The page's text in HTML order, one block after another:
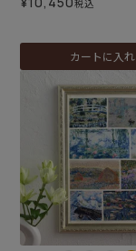
税込
カートに入